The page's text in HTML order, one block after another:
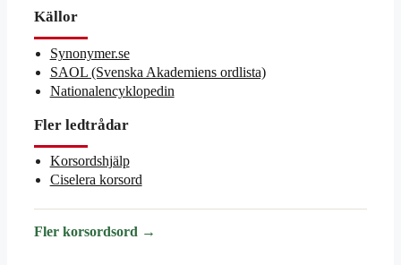
Källor
Synonymer.se
SAOL (Svenska Akademiens ordlista)
Nationalencyklopedin
Fler ledtrådar
Korsordshjälp
Ciselera korsord
Fler korsordsord →